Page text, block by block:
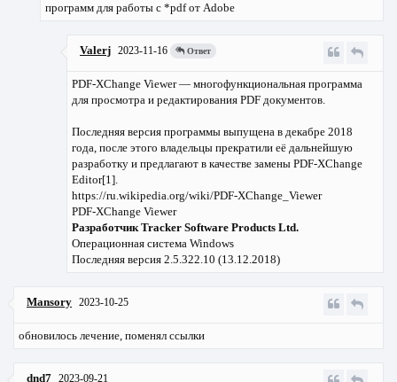
программ для работы с *pdf от Adobe
Valerj 2023-11-16 Ответ
PDF-XChange Viewer — многофункциональная программа
для просмотра и редактирования PDF документов.
Последняя версия программы выпущена в декабре 2018
года, после этого владельцы прекратили её дальнейшую
разработку и предлагают в качестве замены PDF-XChange
Editor[1].
https://ru.wikipedia.org/wiki/PDF-XChange_Viewer
PDF-XChange Viewer
Разработчик Tracker Software Products Ltd.
Операционная система Windows
Последняя версия 2.5.322.10 (13.12.2018)
Mansory 2023-10-25
обновилось лечение, поменял ссылки
dnd7 2023-09-21